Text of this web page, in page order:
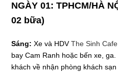
NGÀY 01: TPHCM/HÀ
02 bữa)
Sáng:Xe và HDV The Sinh
bay Cam Ranh hoặc bến xe,
khách về nhận phòng khách